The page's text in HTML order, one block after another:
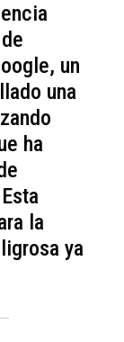
un
una
ha
la
ya